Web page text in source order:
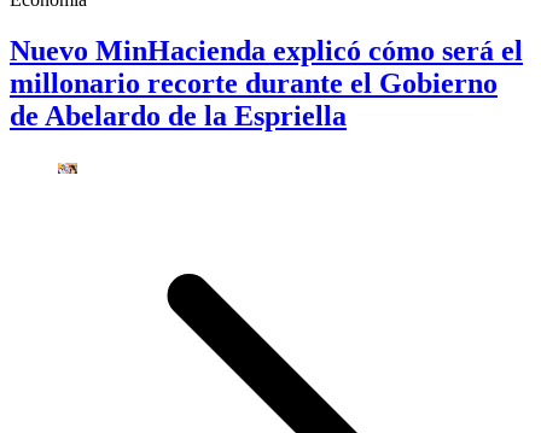
Nuevo MinHacienda explicó cómo será el
millonario recorte durante el Gobierno
de Abelardo de la Espriella